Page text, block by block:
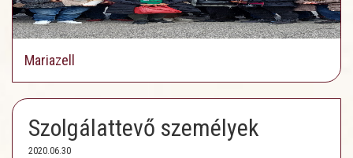
Mariazell
Szolgálattevő személyek
2020.06.30